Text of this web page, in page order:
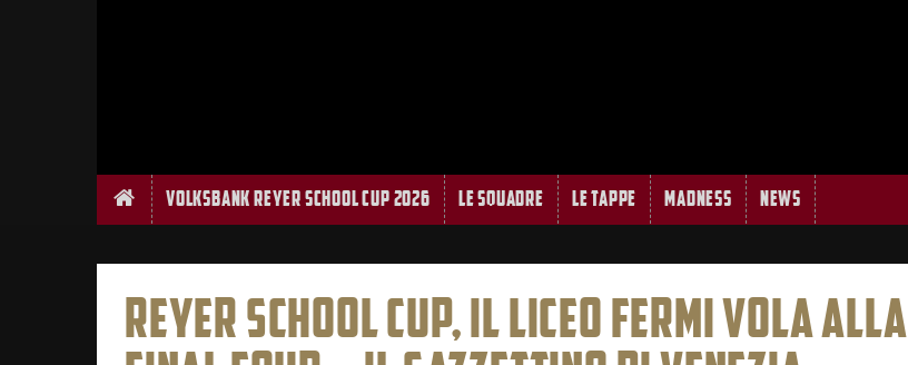
HomeVolksbank Reyer School Cup 2026 Le Squadre Le tappe MADNESS News
REYER SCHOOL CUP, IL LICEO FERMI VOLA ALLA